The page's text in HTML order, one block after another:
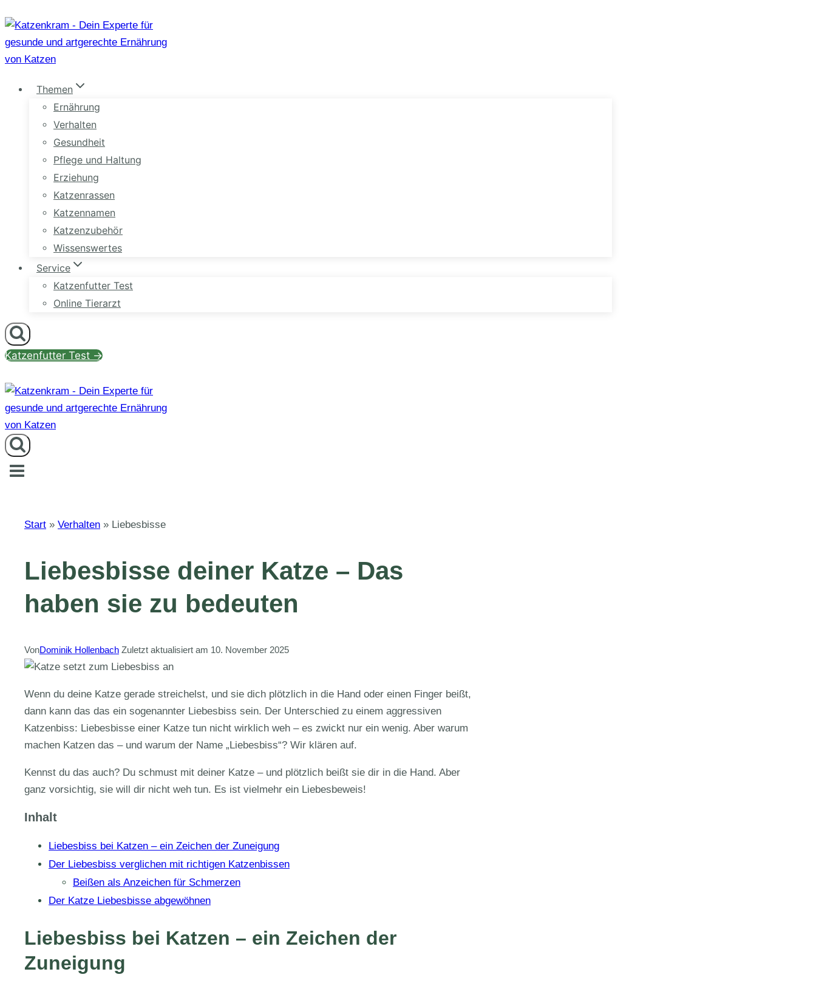
Inhalt
springen
Themen
Ernährung
Verhalten
Gesundheit
Pflege und Haltung
Erziehung
Katzenrassen
Katzennamen
Katzenzubehör
Wissenswertes
Service
Katzenfutter Test
Online Tierarzt
Katzenfutter Test →
Start » Verhalten » Liebesbisse
Liebesbisse deiner Katze – Das
haben sie zu bedeuten
VonDominik Hollenbach Zuletzt aktualisiert am 10. November 2025
Wenn du deine Katze gerade streichelst, und sie dich plötzlich in die Hand oder einen Finger beißt,
dann kann das das ein sogenannter Liebesbiss sein. Der Unterschied zu einem aggressiven
Katzenbiss: Liebesbisse einer Katze tun nicht wirklich weh – es zwickt nur ein wenig. Aber warum
machen Katzen das – und warum der Name „Liebesbiss“? Wir klären auf.
Kennst du das auch? Du schmust mit deiner Katze – und plötzlich beißt sie dir in die Hand. Aber
ganz vorsichtig, sie will dir nicht weh tun. Es ist vielmehr ein Liebesbeweis!
Inhalt
Liebesbiss bei Katzen – ein Zeichen der Zuneigung
Der Liebesbiss verglichen mit richtigen Katzenbissen
Beißen als Anzeichen für Schmerzen
Der Katze Liebesbisse abgewöhnen
Liebesbiss bei Katzen – ein Zeichen der
Zuneigung